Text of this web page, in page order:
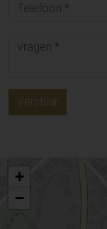
Verstuur
+
−